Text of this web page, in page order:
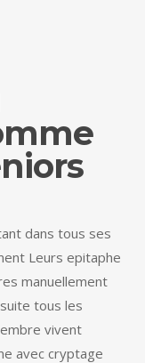
dans tous ses
Leurs epitaphe
manuellement
tous les
vivent
avec cryptage